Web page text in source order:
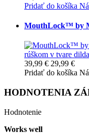
Pridať do košíka
MouthLock™ by
39,99 € 29,99 €
Pridať do košíka
HODNOTENIA
Hodnotenie
Works well